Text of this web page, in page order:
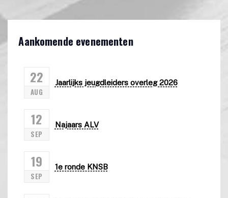
Aankomende evenementen
22
AUG
Jaarlijks jeugdleiders overleg 2026
12
SEP
Najaars ALV
19
SEP
1e ronde KNSB